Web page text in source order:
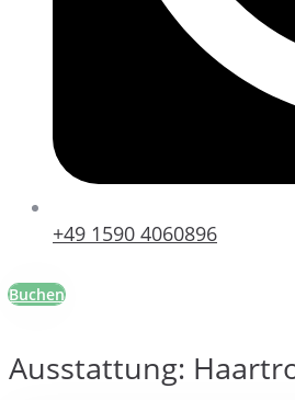
+49 1590 4060896
Buchen
Ausstattung: